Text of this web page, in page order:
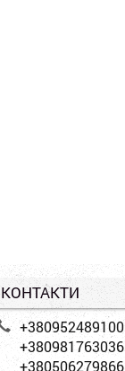
КОНТАКТИ
+380952489100
+380981763036
+380506279866